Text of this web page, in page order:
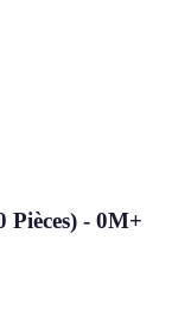
Pièces) - 0M+